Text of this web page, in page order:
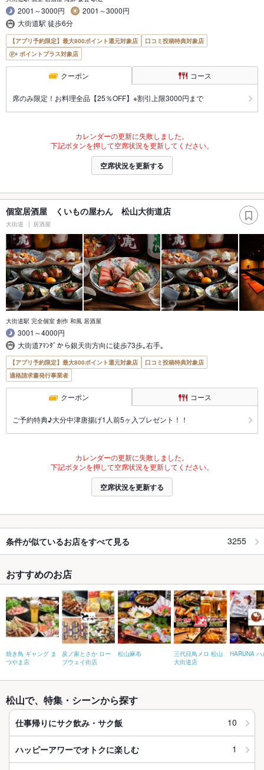
2001～3000円
2001～3000円
大街道駅 徒歩6分
【アプリ予約限定】最大800ポイント還元対象店
口コミ投稿特典対象店
ポイントプラス対象店
クーポン コース
席のみ限定！お料理全品【25％OFF】※割引上限3000円まで
カレンダーの更新に失敗しました。
下記ボタンを押して空席状況を更新してください。
空席状況を更新する
個室居酒屋 くいもの屋わん 松山大街道店
大街道 居酒屋
大街道駅 完全個室 創作 和風 居酒屋
3001～4000円
大街道ｱﾏﾝﾀﾞから銀天街方向に徒歩73歩｡右手｡
【アプリ予約限定】最大800ポイント還元対象店
口コミ投稿特典対象店
適格請求書発行事業者
クーポン コース
ご予約特典♪大分中津唐揚げ1人前5ヶ入プレゼント！！
カレンダーの更新に失敗しました。
下記ボタンを押して空席状況を更新してください。
空席状況を更新する
条件が似ているお店をすべて見る 3255
おすすめのお店
焼き鳥 ギャング ま
つやま店
炭ノ家とさか ロー
プウェイ街店
松山麻布
三代目鳥メロ 松山
大街道店
HARUNA ハ
松山で、特集・シーンから探す
仕事帰りにサク飲み・サク飯 10
ハッピーアワーでオトクに楽しむ 1